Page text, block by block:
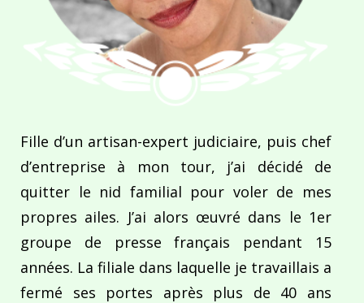
Fille d’un artisan-expert judiciaire, puis chef
d’entreprise à mon tour, j’ai décidé de
quitter le nid familial pour voler de mes
propres ailes. J’ai alors œuvré dans le 1er
groupe de presse français pendant 15
années. La filiale dans laquelle je travaillais a
fermé ses portes après plus de 40 ans